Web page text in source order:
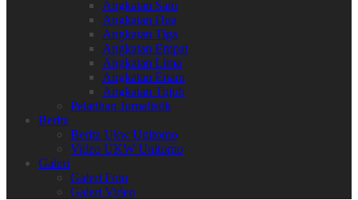
Angkatan Satu
Angkatan Dua
Angkatan Tiga
Angkatan Empat
Angkatan Lima
Angkatan Enam
Angkatan Tujuh
Pelatihan Jurnalistik
Berita
Berita Ukw Unitomo
Video UKW Unitomo
Galeri
Galeri Foto
Galeri Video